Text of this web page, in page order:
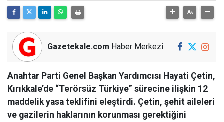
Gazetekale.com Haber Merkezi
Anahtar Parti Genel Başkan Yardımcısı Hayati Çetin,
Kırıkkale’de “Terörsüz Türkiye” sürecine ilişkin 12
maddelik yasa teklifini eleştirdi. Çetin, şehit aileleri
ve gazilerin haklarının korunması gerektiğini